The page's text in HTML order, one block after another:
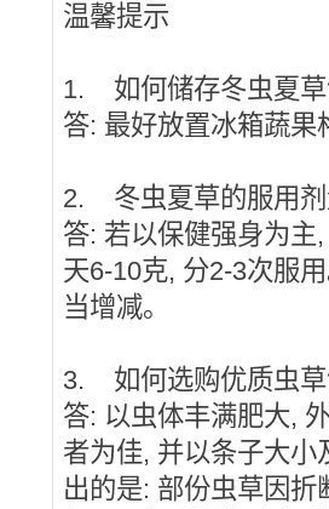
温馨提示
1. 如何储存冬虫夏草
答: 最好放置冰箱蔬果
2. 冬虫夏草的服用
答: 若以保健强身为主
天6-10克, 分2-3次服
当增减。
3. 如何选购优质虫草
答: 以虫体丰满肥大,
者为佳, 并以条子大小
出的是: 部份虫草因折